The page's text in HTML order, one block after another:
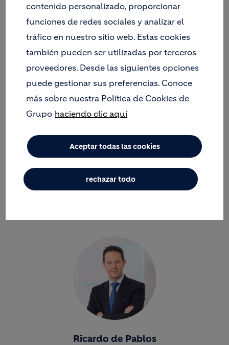
COMITÉ DE DIRECCIÓN DE
Ricardo de Pablos
contenido personalizado, proporcionar
funciones de redes sociales y analizar el
tráfico en nuestro sitio web. Estas cookies
también pueden ser utilizadas por terceros
proveedores. Desde las siguientes opciones
puede gestionar sus preferencias. Conoce
más sobre nuestra Política de Cookies de
Grupo haciendo clic aquí
Aceptar todas las cookies
rechazar todo